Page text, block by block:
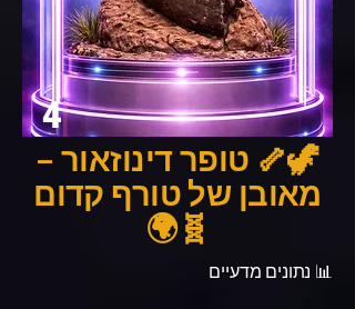
4
🦖🦴 טופר דינוזאור –
מאובן של טורף קדום
🧬🌍
📊 נתונים מדעיים